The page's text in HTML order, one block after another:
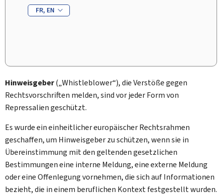
FR EN
Hinweisgeber(„Whistleblower“), die Verstöße gegen
Rechtsvorschriften melden, sind vor jeder Form von
Repressalien geschützt.
Es wurde ein einheitlicher europäischer Rechtsrahmen
geschaffen, um Hinweisgeber zu schützen, wenn sie in
Übereinstimmung mit den geltenden gesetzlichen
Bestimmungen eine interne Meldung, eine externe Meldung
oder eine Offenlegung vornehmen, die sich auf Informationen
bezieht, die in einem beruflichen Kontext festgestellt wurden.